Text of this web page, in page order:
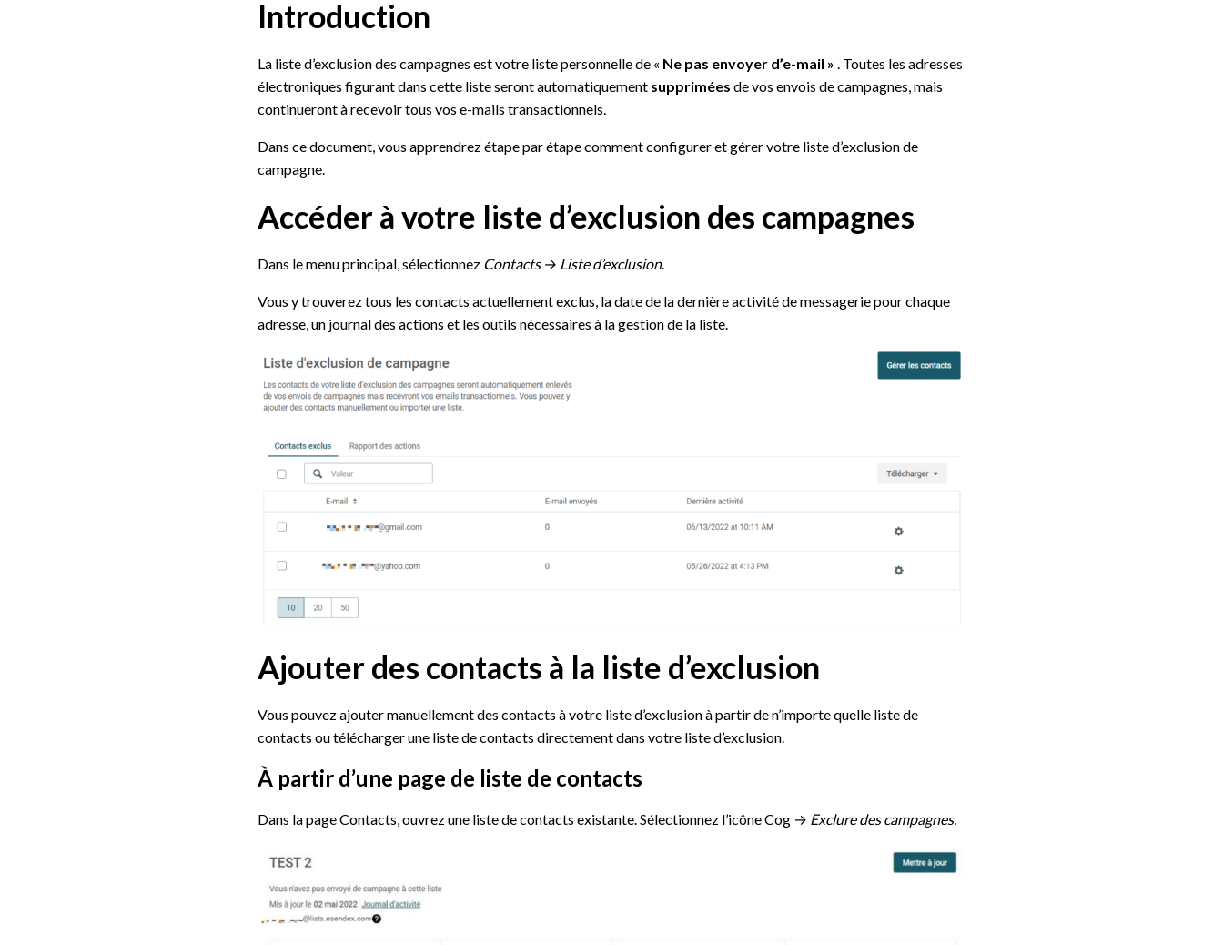
Introduction
La liste d’exclusion des campagnes est votre liste personnelle de « Ne pas envoyer d’e-mail » . Toutes les adresses
électroniques figurant dans cette liste seront automatiquement supprimées de vos envois de campagnes, mais
continueront à recevoir tous vos e-mails transactionnels.
Dans ce document, vous apprendrez étape par étape comment configurer et gérer votre liste d’exclusion de
campagne.
Accéder à votre liste d’exclusion des campagnes
Dans le menu principal, sélectionnez Contacts → Liste d’exclusion.
Vous y trouverez tous les contacts actuellement exclus, la date de la dernière activité de messagerie pour chaque
adresse, un journal des actions et les outils nécessaires à la gestion de la liste.
Ajouter des contacts à la liste d’exclusion
Vous pouvez ajouter manuellement des contacts à votre liste d’exclusion à partir de n’importe quelle liste de
contacts ou télécharger une liste de contacts directement dans votre liste d’exclusion.
À partir d’une page de liste de contacts
Dans la page Contacts, ouvrez une liste de contacts existante. Sélectionnez l’icône Cog → Exclure des campagnes.